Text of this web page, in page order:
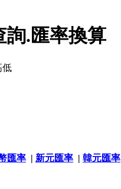
詢.匯率換算
低
匯率 | 新元匯率 | 韓元匯率